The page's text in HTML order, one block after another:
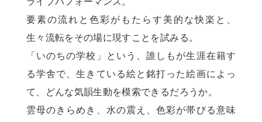
要素の流れと色彩がもたらす美的な快楽と、
生々流転をその場に現すことを試みる。
「いのちの学校」という、誰しもが生涯在籍す
る学舎で、生きている絵と銘打った絵画によっ
て、どんな気韻生動を模索できるだろうか。
雲母のきらめき、水の震え、色彩が帯びる意味